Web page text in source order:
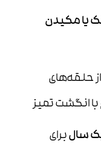
یا مکیدن
حلقه‌های
با انگشت تمیز
سالبرای